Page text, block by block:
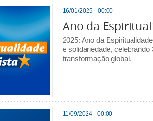
16/01/2025 - 00:00
Ano da
2025: Ano da
e solidariedade,
transformação global.
11/09/2024 - 00:00